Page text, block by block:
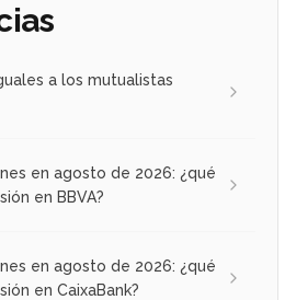
a los mutualistas
en agosto de 2026: ¿qué
en BBVA?
en agosto de 2026: ¿qué
en CaixaBank?